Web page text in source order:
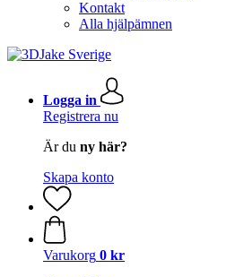
Kontakt
Alla hjälpämnen
Logga in
Registrera nu
Är du ny här?
Skapa konto
Varukorg 0 kr